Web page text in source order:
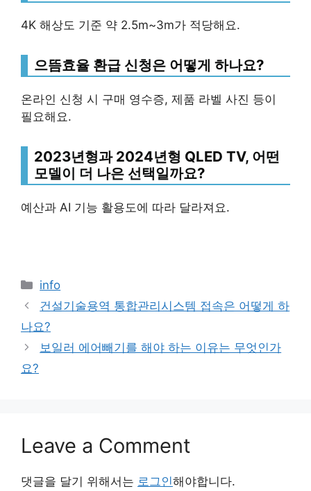
4K 해상도 기준 약 2.5m~3m가 적당해요.
으뜸효율 환급 신청은 어떻게 하나요?
온라인 신청 시 구매 영수증, 제품 라벨 사진 등이
필요해요.
2023년형과 2024년형 QLED TV, 어떤
모델이 더 나은 선택일까요?
예산과 AI 기능 활용도에 따라 달라져요.
Categories
info
건설기술용역 통합관리시스템 접속은 어떻게 하
나요?
보일러 에어빼기를 해야 하는 이유는 무엇인가
요?
Leave a Comment
댓글을 달기 위해서는 로그인해야합니다.